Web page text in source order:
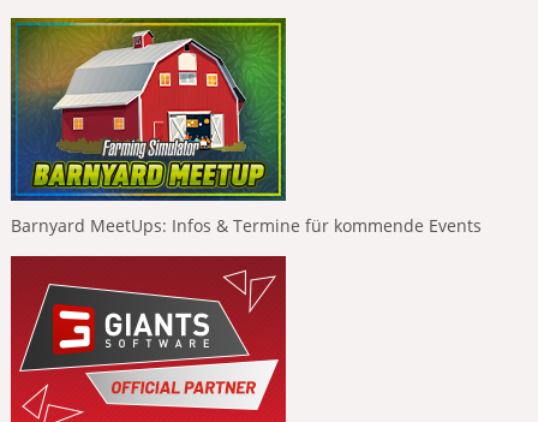
Barnyard MeetUps: Infos & Termine für kommende Events